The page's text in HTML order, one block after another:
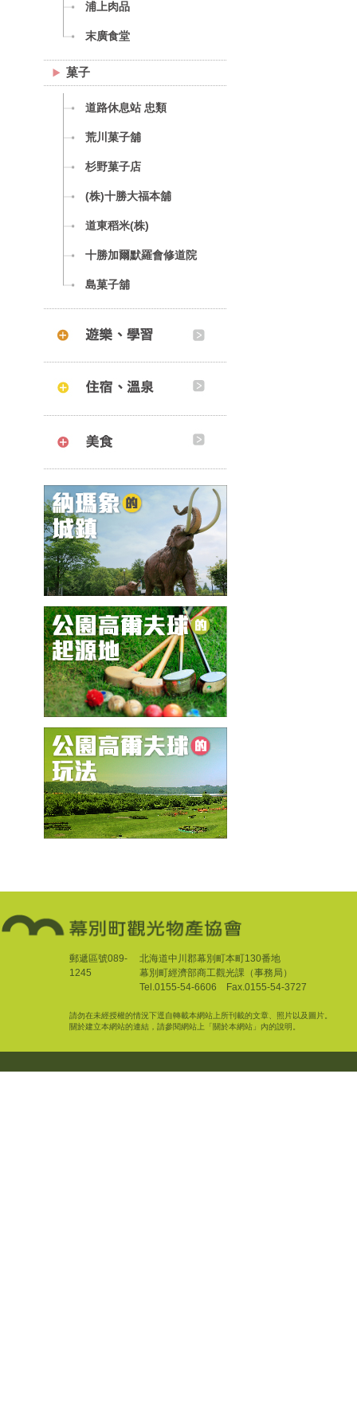
浦上肉品
末廣食堂
菓子
道路休息站 忠類
荒川菓子舖
杉野菓子店
(株)十勝大福本舖
道東稻米(株)
十勝加爾默羅會修道院
島菓子舖
郵遞區號089-
1245
北海道中川郡幕別町本町130番地
幕別町經濟部商工觀光課（事務局）
Tel.0155-54-6606 Fax.0155-54-3727
請勿在未經授權的情況下逕自轉載本網站上所刊載的文章、照片以及圖片。
關於建立本網站的連結，請參閱網站上「關於本網站」內的說明。